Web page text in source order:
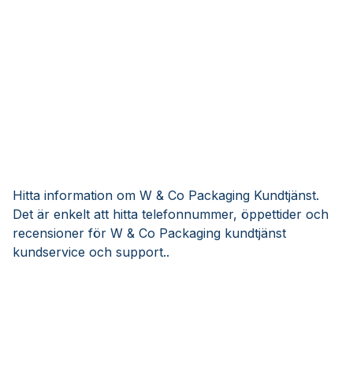
Hitta information om W & Co Packaging Kundtjänst.
Det är enkelt att hitta telefonnummer, öppettider och
recensioner för W & Co Packaging kundtjänst
kundservice och support..